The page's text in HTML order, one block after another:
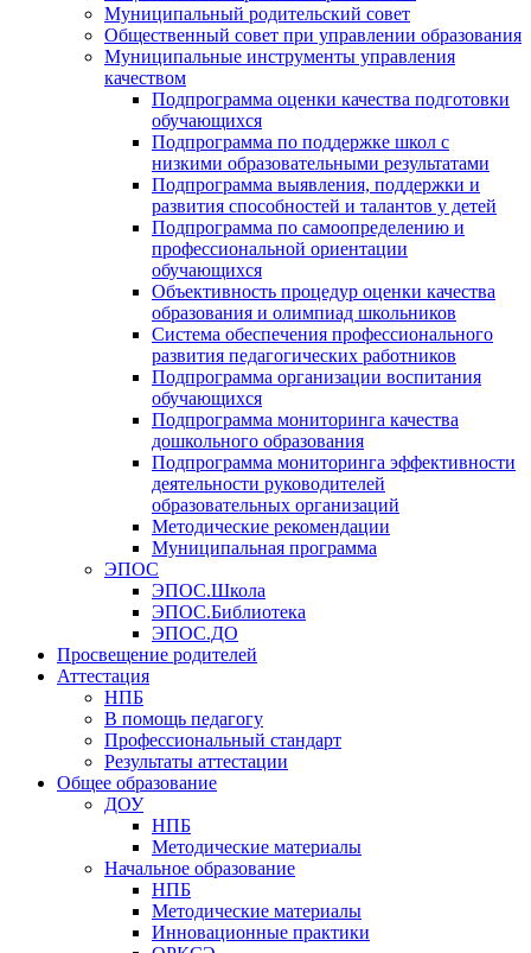
Муниципальный родительский совет
Общественный совет при управлении образования
Муниципальные инструменты управления
качеством
Подпрограмма оценки качества подготовки
обучающихся
Подпрограмма по поддержке школ с
низкими образовательными результатами
Подпрограмма выявления, поддержки и
развития способностей и талантов у детей
Подпрограмма по самоопределению и
профессиональной ориентации
обучающихся
Объективность процедур оценки качества
образования и олимпиад школьников
Система обеспечения профессионального
развития педагогических работников
Подпрограмма организации воспитания
обучающихся
Подпрограмма мониторинга качества
дошкольного образования
Подпрограмма мониторинга эффективности
деятельности руководителей
образовательных организаций
Методические рекомендации
Муниципальная программа
ЭПОС
ЭПОС.Школа
ЭПОС.Библиотека
ЭПОС.ДО
Просвещение родителей
Аттестация
НПБ
В помощь педагогу
Профессиональный стандарт
Результаты аттестации
Общее образование
ДОУ
НПБ
Методические материалы
Начальное образование
НПБ
Методические материалы
Инновационные практики